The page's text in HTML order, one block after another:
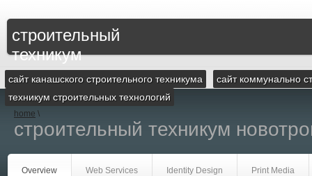
строительный
техникум
сайт канашского строительного техникума
сайт коммунально
техникум строительных технологий
home \
строительный техникум
Overview Web Services Identity Design Print Media